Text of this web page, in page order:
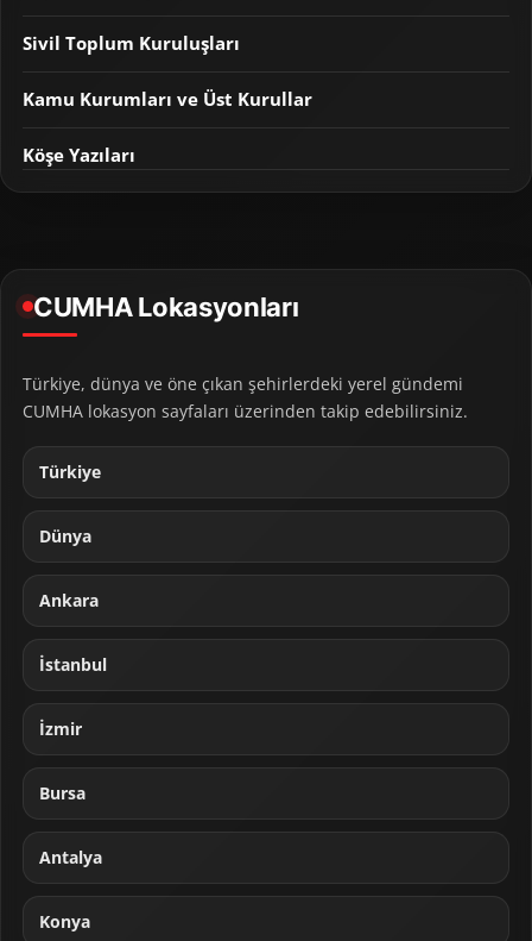
Sivil Toplum Kuruluşları
Kamu Kurumları ve Üst Kurullar
Köşe Yazıları
CUMHA Lokasyonları
Türkiye, dünya ve öne çıkan şehirlerdeki yerel gündemi
CUMHA lokasyon sayfaları üzerinden takip edebilirsiniz.
Türkiye
Dünya
Ankara
İstanbul
İzmir
Bursa
Antalya
Konya